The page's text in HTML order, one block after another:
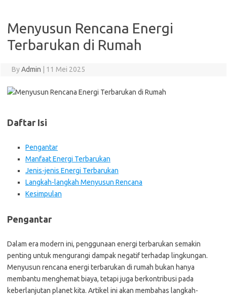
Menyusun Rencana Energi
Terbarukan di Rumah
ByAdmin 11 Mei 2025
Daftar Isi
Pengantar
Manfaat Energi Terbarukan
Jenis-jenis Energi Terbarukan
Langkah-langkah Menyusun Rencana
Kesimpulan
Pengantar
Dalam era modern ini, penggunaan energi terbarukan semakin
penting untuk mengurangi dampak negatif terhadap lingkungan.
Menyusun rencana energi terbarukan di rumah bukan hanya
membantu menghemat biaya, tetapi juga berkontribusi pada
keberlanjutan planet kita. Artikel ini akan membahas langkah-